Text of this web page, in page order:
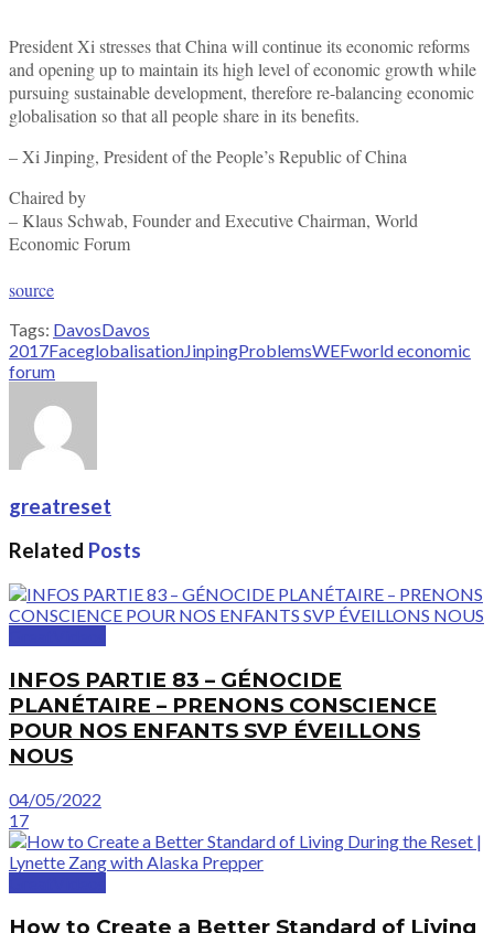
President Xi stresses that China will continue its economic reforms
and opening up to maintain its high level of economic growth while
pursuing sustainable development, therefore re-balancing economic
globalisation so that all people share in its benefits.
– Xi Jinping, President of the People’s Republic of China
Chaired by
– Klaus Schwab, Founder and Executive Chairman, World
Economic Forum
source
Tags: DavosDavos
2017FaceglobalisationJinpingProblemsWEFworld economic
forum
greatreset
Related Posts
INFOS PARTIE 83 – GÉNOCIDE
PLANÉTAIRE – PRENONS CONSCIENCE
POUR NOS ENFANTS SVP ÉVEILLONS
NOUS
04/05/2022
17
How to Create a Better Standard of Living